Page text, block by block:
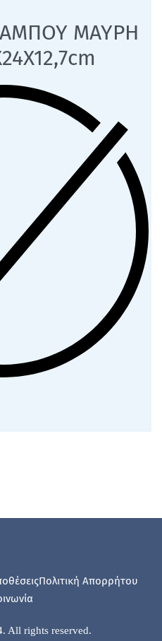
ΜΑΥΡΗ
Πολιτική Απορρήτου
All rights reserved.